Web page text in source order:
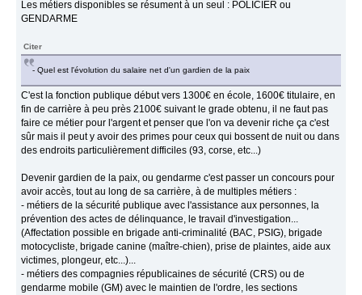
Les métiers disponibles se résument à un seul : POLICIER ou
GENDARME
Citer
- Quel est l'évolution du salaire net d'un gardien de la paix
C'est la fonction publique début vers 1300€ en école, 1600€ titulaire, en
fin de carrière à peu près 2100€ suivant le grade obtenu, il ne faut pas
faire ce métier pour l'argent et penser que l'on va devenir riche ça c'est
sûr mais il peut y avoir des primes pour ceux qui bossent de nuit ou dans
des endroits particulièrement difficiles (93, corse, etc...)
Devenir gardien de la paix, ou gendarme c'est passer un concours pour
avoir accès, tout au long de sa carrière, à de multiples métiers :
- métiers de la sécurité publique avec l'assistance aux personnes, la
prévention des actes de délinquance, le travail d'investigation...
(Affectation possible en brigade anti-criminalité (BAC, PSIG), brigade
motocycliste, brigade canine (maître-chien), prise de plaintes, aide aux
victimes, plongeur, etc...)...
- métiers des compagnies républicaines de sécurité (CRS) ou de
gendarme mobile (GM) avec le maintien de l'ordre, les sections